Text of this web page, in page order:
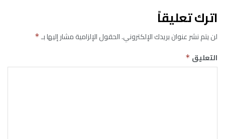
اترك تعليقاً
لن يتم نشر عنوان بريدك الإلكتروني.الحقول الإلزامية مشار إليها بـ*
التعليق *